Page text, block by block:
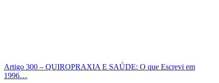
Artigo 300 – QUIROPRAXIA E SAÚDE: O que Escrevi em
1996…